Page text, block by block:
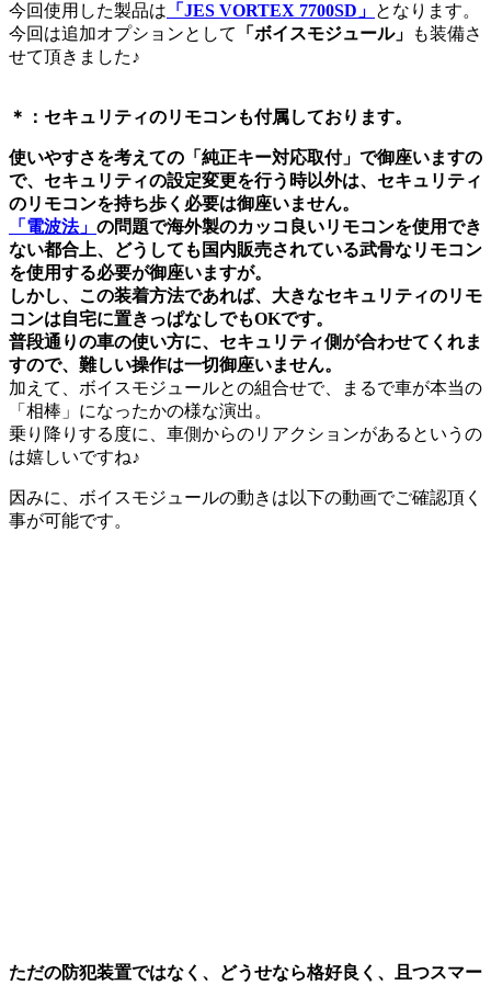
今回使用した製品は 「JES VORTEX 7700SD」 となります。
今回は追加オプションとして
「ボイスモジュール」
も装備さ
せて頂きました♪
＊：セキュリティのリモコンも付属しております。
使いやすさを考えての「純正キー対応取付」で御座いますの
で、セキュリティの設定変更を行う時以外は、セキュリティ
のリモコンを持ち歩く必要は御座いません。
「電波法」 の問題で海外製のカッコ良いリモコンを使用でき
ない都合上、どうしても国内販売されている武骨なリモコン
を使用する必要が御座いますが。
しかし、この装着方法であれば、大きなセキュリティのリモ
コンは自宅に置きっぱなしでもOKです。
普段通りの車の使い方に、セキュリティ側が合わせてくれま
すので、難しい操作は一切御座いません。
加えて、ボイスモジュールとの組合せで、まるで車が本当の
「相棒」になったかの様な演出。
乗り降りする度に、車側からのリアクションがあるというの
は嬉しいですね♪
因みに、ボイスモジュールの動きは以下の動画でご確認頂く
事が可能です。
ただの防犯装置ではなく、どうせなら格好良く、且つスマー